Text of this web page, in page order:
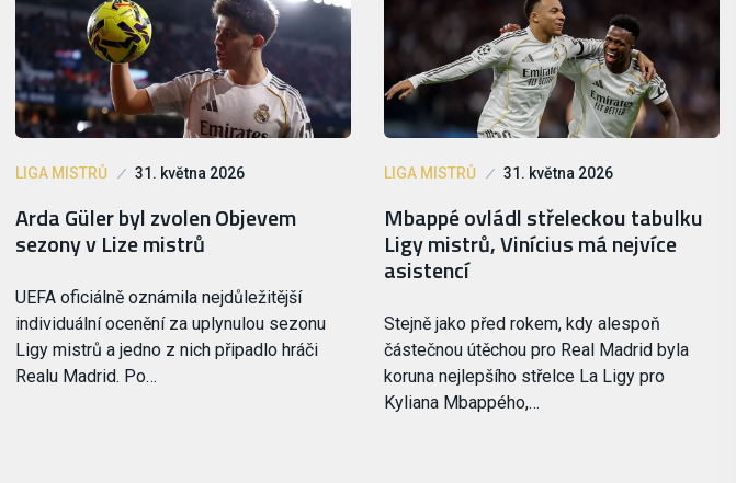
LIGA MISTRŮ 31. května 2026
Arda Güler byl zvolen Objevem
sezony v Lize mistrů
UEFA oficiálně oznámila nejdůležitější
individuální ocenění za uplynulou sezonu
Ligy mistrů a jedno z nich připadlo hráči
Realu Madrid. Po…
LIGA MISTRŮ 31. května 2026
Mbappé ovládl střeleckou tabulku
Ligy mistrů, Vinícius má nejvíce
asistencí
Stejně jako před rokem, kdy alespoň
částečnou útěchou pro Real Madrid byla
koruna nejlepšího střelce La Ligy pro
Kyliana Mbappého,…